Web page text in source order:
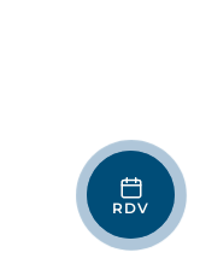
RDV